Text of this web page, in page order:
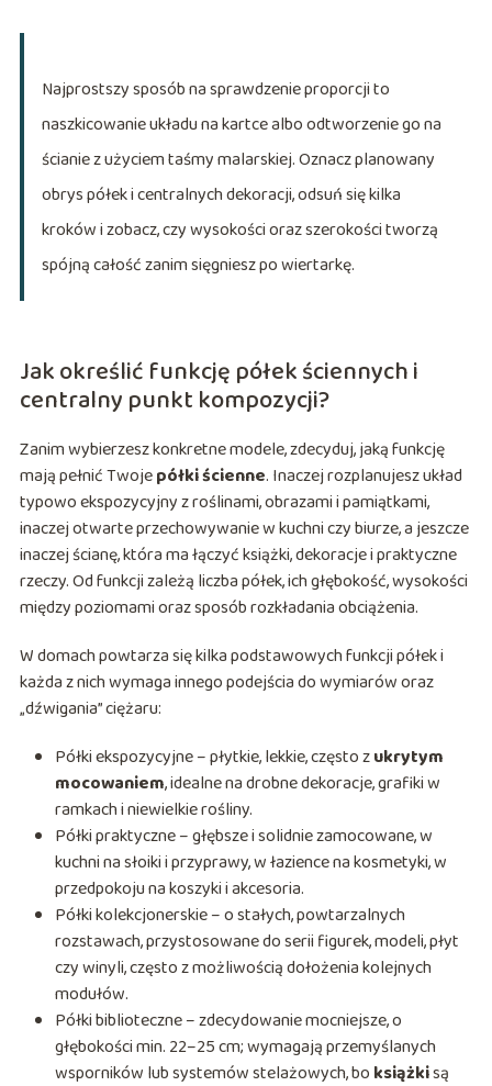
Najprostszy sposób na sprawdzenie proporcji to
naszkicowanie układu na kartce albo odtworzenie go na
ścianie z użyciem taśmy malarskiej. Oznacz planowany
obrys półek i centralnych dekoracji, odsuń się kilka
kroków i zobacz, czy wysokości oraz szerokości tworzą
spójną całość zanim sięgniesz po wiertarkę.
Jak określić funkcję półek ściennych i
centralny punkt kompozycji?
Zanim wybierzesz konkretne modele, zdecyduj, jaką funkcję
mają pełnić Twojepółki ścienne. Inaczej rozplanujesz układ
typowo ekspozycyjny z roślinami, obrazami i pamiątkami,
inaczej otwarte przechowywanie w kuchni czy biurze, a jeszcze
inaczej ścianę, która ma łączyć książki, dekoracje i praktyczne
rzeczy. Od funkcji zależą liczba półek, ich głębokość, wysokości
między poziomami oraz sposób rozkładania obciążenia.
W domach powtarza się kilka podstawowych funkcji półek i
każda z nich wymaga innego podejścia do wymiarów oraz
„dźwigania” ciężaru:
Półki ekspozycyjne – płytkie, lekkie, często zukrytym
mocowaniem, idealne na drobne dekoracje, grafiki w
ramkach i niewielkie rośliny.
Półki praktyczne – głębsze i solidnie zamocowane, w
kuchni na słoiki i przyprawy, w łazience na kosmetyki, w
przedpokoju na koszyki i akcesoria.
Półki kolekcjonerskie – o stałych, powtarzalnych
rozstawach, przystosowane do serii figurek, modeli, płyt
czy winyli, często z możliwością dołożenia kolejnych
modułów.
Półki biblioteczne – zdecydowanie mocniejsze, o
głębokości min. 22–25 cm; wymagają przemyślanych
wsporników lub systemów stelażowych, bo książkisą